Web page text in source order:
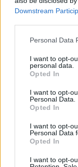
Downstream
Please note that
not limited to your
grant or deny
use your data for
consent section.
Personal Data
I want to opt-
personal data.
Opted In
I want to opt-
Personal Data.
Opted In
I want to opt-
Personal Data
Opted In
I want to opt-
biztonságban
hadművelet
A húszikhoz
kilenc
után. Közben
rangú húszi
„a Gázai
műveleteik
hogy „az
válaszolni”.